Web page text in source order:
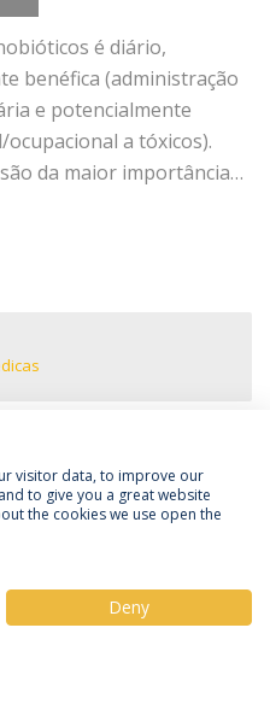
é diário,
benéfica (administração
e potencialmente
a tóxicos).
da maior importância
Termos & Condições
dos Dados
Portuguesa
visitor data, to improve our
to give you a great website
the cookies we use open the
Deny